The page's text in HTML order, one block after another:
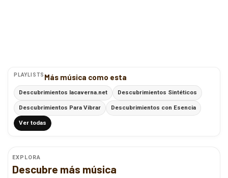
PLAYLISTS Más música como esta
Descubrimientos lacaverna.net Descubrimientos Sintéticos
Descubrimientos Para Vibrar Descubrimientos con Esencia
Ver todas
EXPLORA
Descubre más música